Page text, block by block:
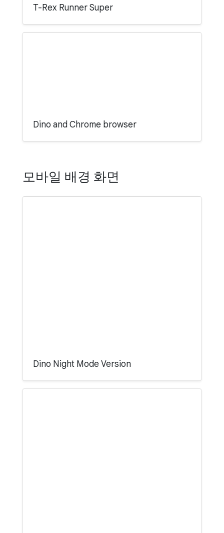
T-Rex Runner Super
Dino and Chrome browser
모바일 배경 화면
Dino Night Mode Version